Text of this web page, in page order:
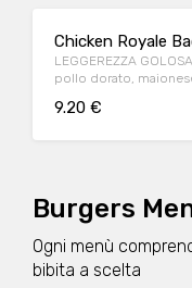
Chicken Royale
LEGGEREZZA
pollo dorato,
9.20 €
Burgers
Ogni menù
bibita a scelta